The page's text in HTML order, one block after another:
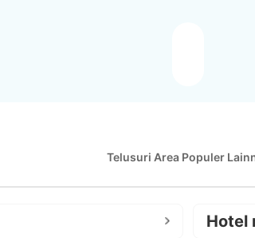
Telusuri Area Populer
Hotel